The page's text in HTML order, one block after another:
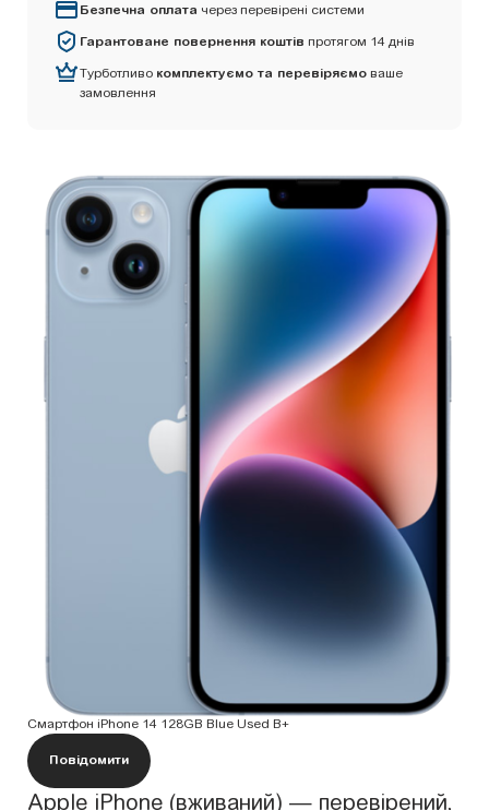
Безпечна оплата через перевірені системи
Гарантоване повернення коштів протягом 14 днів
Турботливо комплектуємо та перевіряємо ваше
замовлення
Смартфон iPhone 14 128GB Blue Used B+
Повідомити
Apple iPhone (вживаний) — перевірений,